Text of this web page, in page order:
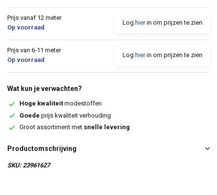
Prijs vanaf 12 meter
Op voorraad
Log hierin om prijzen te zien
Prijs van 6-11 meter
Op voorraad
Log hierin om prijzen te zien
Wat kun je verwachten?
Hoge kwaliteit modestoffen
Goede prijs kwaliteit verhouding
Groot assortiment met snelle levering
Productomschrijving
SKU: 23961627